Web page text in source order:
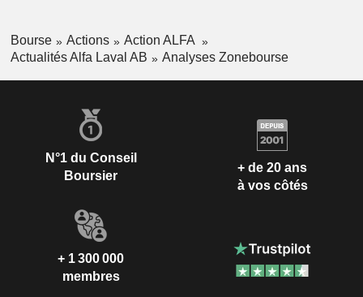
Bourse Actions
Action ALFA
Actualités Alfa Laval AB
Analyses Zonebourse
N°1 du Conseil
Boursier
+ de 20 ans
à vos côtés
+ 1 300 000
membres